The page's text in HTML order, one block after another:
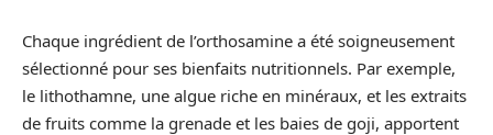
Chaque ingrédient de l’orthosamine a été soigneusement
sélectionné pour ses bienfaits nutritionnels. Par exemple,
le lithothamne, une algue riche en minéraux, et les extraits
de fruits comme la grenade et les baies de goji, apportent